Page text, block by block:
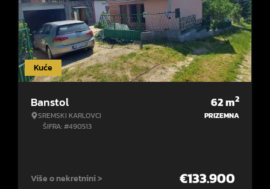
Kuće
Banstol
SREMSKI KARLOVCI
ŠIFRA: #490513
62m2
PRIZEMNA
Više o nekretnini > €133.900